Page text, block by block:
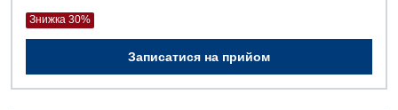
Знижка 30%
Записатися на прийом